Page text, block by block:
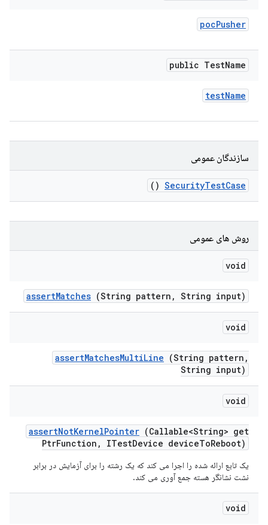
pocPusher
public TestName
testName
سازندگان عمومی
SecurityTestCase
()
روش های عمومی
void
assertMatches (String pattern , String input)
void
assertMatchesMultiLine (String pattern ,
String input)
void
assertNotKernelPointer (Callable<String> get
PtrFunction , ITestDevice deviceToReboot)
یک تابع ارائه شده را اجرا می کند که یک رشته را برای آزمایش در برابر
نشت نشانگر هسته جمع آوری می کند.
void